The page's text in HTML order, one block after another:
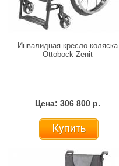
Инвалидная кресло-коляска
Ottobock Zenit
Цена: 306 800 р.
Купить